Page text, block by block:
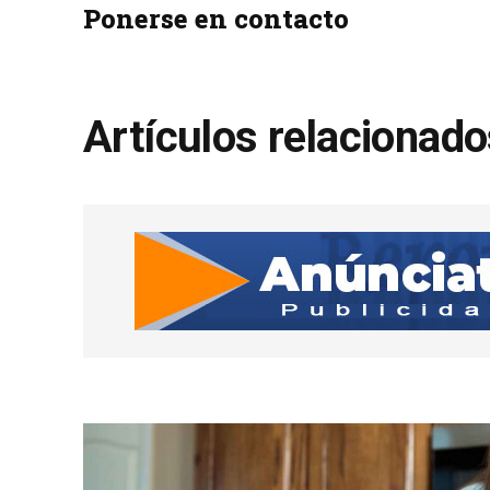
Ponerse en contacto
Artículos